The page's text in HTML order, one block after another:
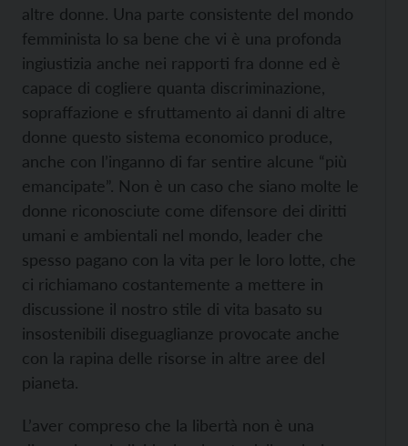
altre donne. Una parte consistente del mondo
femminista lo sa bene che vi è una profonda
ingiustizia anche nei rapporti fra donne ed è
capace di cogliere quanta discriminazione,
sopraffazione e sfruttamento ai danni di altre
donne questo sistema economico produce,
anche con l’inganno di far sentire alcune “più
emancipate”. Non è un caso che siano molte le
donne riconosciute come difensore dei diritti
umani e ambientali nel mondo, leader che
spesso pagano con la vita per le loro lotte, che
ci richiamano costantemente a mettere in
discussione il nostro stile di vita basato su
insostenibili diseguaglianze provocate anche
con la rapina delle risorse in altre aree del
pianeta.
L’aver compreso che la libertà non è una